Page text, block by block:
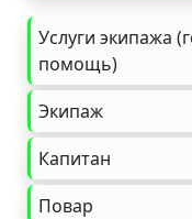
Услуги экипажа
помощь)
Экипаж
Капитан
Повар